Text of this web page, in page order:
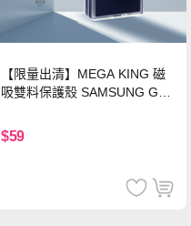
【限量出清】MEGA KING 磁
吸雙料保護殼 SAMSUNG Gala
$59